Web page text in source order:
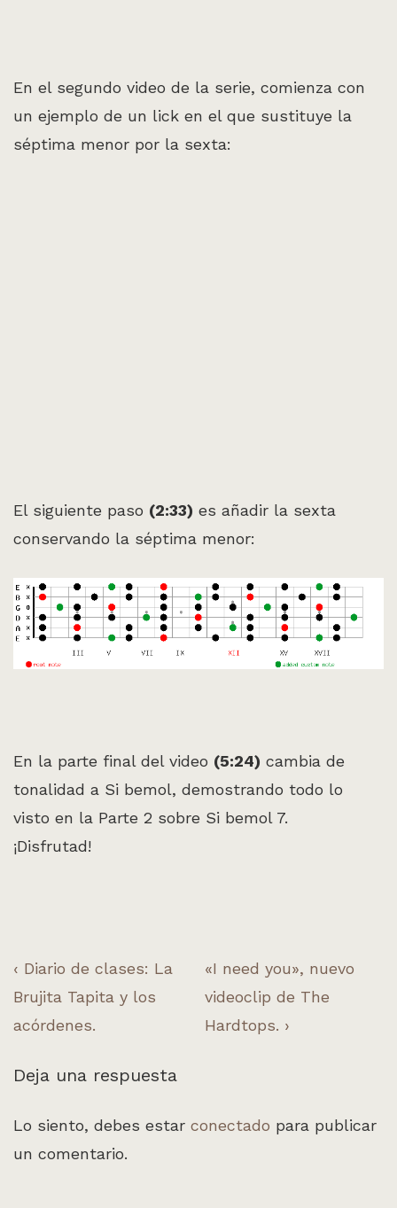
En el segundo video de la serie, comienza con
un ejemplo de un lick en el que sustituye la
séptima menor por la sexta:
El siguiente paso (2:33) es añadir la sexta
conservando la séptima menor:
En la parte final del video (5:24) cambia de
tonalidad a Si bemol, demostrando todo lo
visto en la Parte 2 sobre Si bemol 7.
¡Disfrutad!
Navegación
de
La
entrada
anterior
‹ Diario de clases: La
Brujita Tapita y los
acórdenes.
La
entrada
siguiente
«I need you», nuevo
videoclip de The
Hardtops. ›
Deja una respuesta
Lo siento, debes estar conectado para publicar
un comentario.